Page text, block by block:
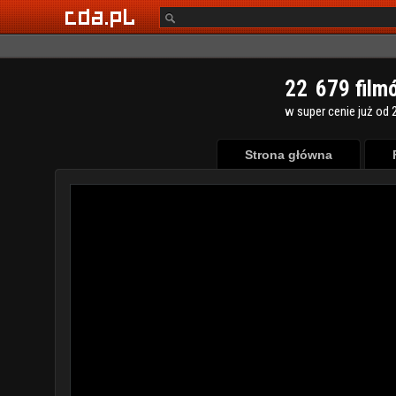
22 679
w super cenie już od
Strona główna